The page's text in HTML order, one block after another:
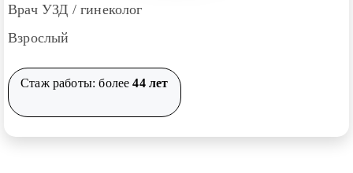
Врач УЗД / гинеколог
Взрослый
Стаж работы: более44 лет